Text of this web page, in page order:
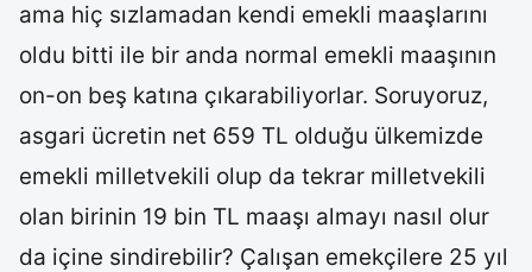
ama hiç sızlamadan kendi emekli maaşlarını
oldu bitti ile bir anda normal emekli maaşının
on-on beş katına çıkarabiliyorlar. Soruyoruz,
asgari ücretin net 659 TL olduğu ülkemizde
emekli milletvekili olup da tekrar milletvekili
olan birinin 19 bin TL maaşı almayı nasıl olur
da içine sindirebilir? Çalışan emekçilere 25 yıl